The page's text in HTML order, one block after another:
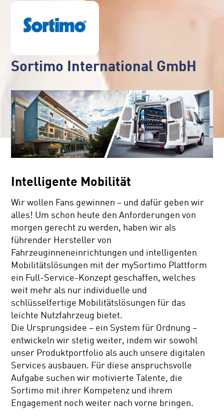
Sortimo International GmbH
Intelligente Mobilität
Wir wollen Fans gewinnen – und dafür geben wir
alles! Um schon heute den Anforderungen von
morgen gerecht zu werden, haben wir als
führender Hersteller von
Fahrzeuginneneinrichtungen und intelligenten
Mobilitätslösungen mit der mySortimo Plattform
ein Full-Service-Konzept geschaffen, welches
weit mehr als nur individuelle und
schlüsselfertige Mobilitätslösungen für das
leichte Nutzfahrzeug bietet.
Die Ursprungsidee – ein System für Ordnung –
entwickeln wir stetig weiter, indem wir sowohl
unser Produktportfolio als auch unsere digitalen
Services ausbauen. Für diese anspruchsvolle
Aufgabe suchen wir motivierte Talente, die
Sortimo mit ihrer Kompetenz und ihrem
Engagement noch weiter nach vorne bringen.